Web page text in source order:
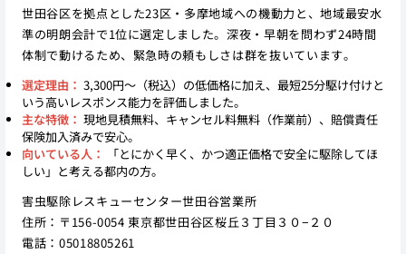
世田谷区を拠点とした23区・多摩地域への機動力と、地域最安水
準の明朗会計で1位に選定しました。深夜・早朝を問わず24時間
体制で動けるため、緊急時の頼もしさは群を抜いています。
選定理由： 3,300円〜（税込）の低価格に加え、最短25分駆け付けと
いう高いレスポンス能力を評価しました。
主な特徴： 現地見積無料、キャンセル料無料（作業前）、賠償責任
保険加入済みで安心。
向いている人：
「とにかく早く、かつ適正価格で安全に駆除してほ
しい」と考える都内の方。
害虫駆除レスキューセンター世田谷営業所
住所：〒156-0054 東京都世田谷区桜丘３丁目３０−２０
電話：05018805261